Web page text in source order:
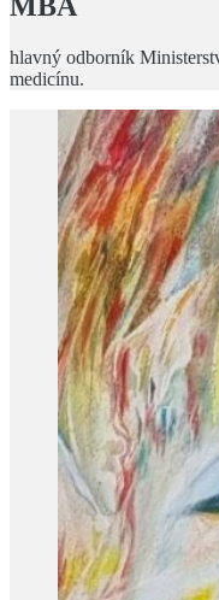
hlavný odborník
medicínu.